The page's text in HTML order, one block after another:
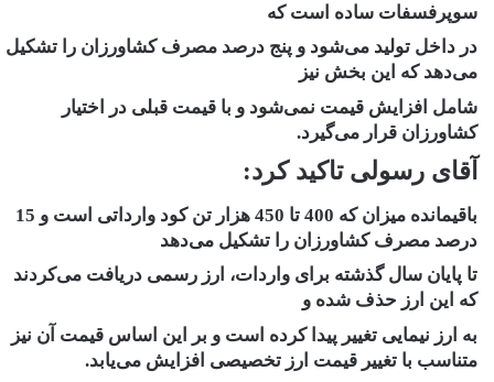
سوپرفسفات ساده است که
در داخل تولید می‌شود و پنج درصد مصرف کشاورزان را تشکیل
می‌دهد که این بخش نیز
شامل افزایش قیمت نمی‌شود و با قیمت قبلی در اختیار
کشاورزان قرار می‌گیرد.
آقای رسولی تاکید کرد:
باقیمانده میزان که 400 تا 450 هزار تن کود وارداتی است و 15
درصد مصرف کشاورزان را تشکیل می‌دهد
تا پایان سال گذشته برای واردات، ارز رسمی دریافت می‌کردند
که این ارز حذف شده و
به ارز نیمایی تغییر پیدا کرده است و بر این اساس قیمت آن نیز
متناسب با تغییر قیمت ارز تخصیصی افزایش می‌یابد.